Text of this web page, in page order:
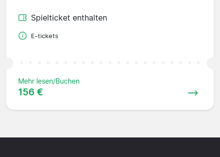
Spielticket enthalten
E-tickets
Mehr lesen/Buchen
156 €